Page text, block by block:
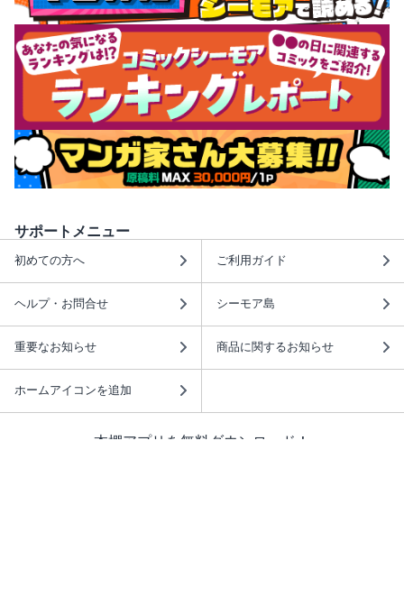
サポートメニュー
初めての方へ ご利用ガイド
ヘルプ・お問合せ シーモア島
重要なお知らせ 商品に関するお知らせ
ホームアイコンを追加
本棚アプリを無料ダウンロード！